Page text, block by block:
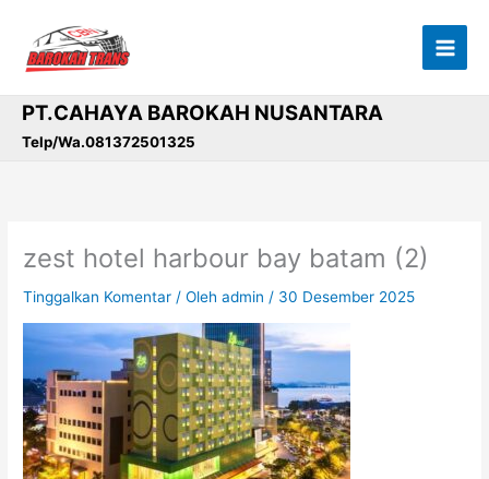
konten
PT.CAHAYA BAROKAH NUSANTARA
Telp/Wa.081372501325
zest hotel harbour bay batam (2)
Tinggalkan Komentar / Olehadmin / 30 Desember 2025